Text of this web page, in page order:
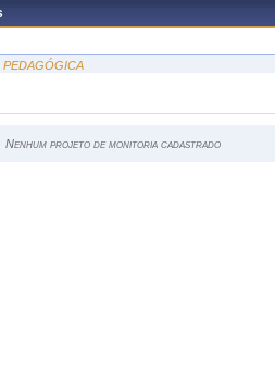
PEDAGÓGICA
Nenhum projeto de monitoria cadastrado